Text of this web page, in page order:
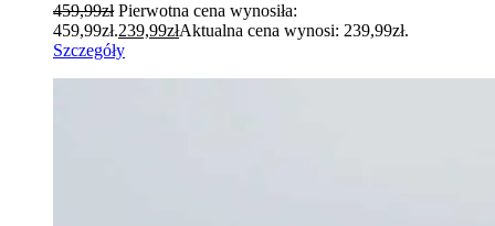
459,99zł Pierwotna cena wynosiła:
459,99zł.239,99złAktualna cena wynosi: 239,99zł.
Szczegóły